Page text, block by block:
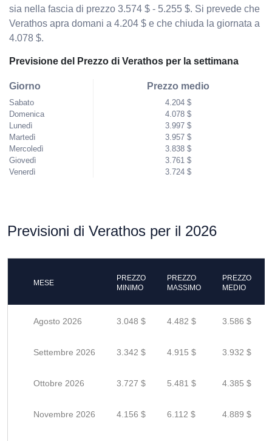
sia nella fascia di prezzo 3.574 $ - 5.255 $. Si prevede che
Verathos apra domani a 4.204 $ e che chiuda la giornata a
4.078 $.
Previsione del Prezzo di Verathos per la settimana
Giorno
Sabato
Domenica
Lunedì
Martedì
Mercoledì
Giovedì
Venerdì
Prezzo medio
4.204 $
4.078 $
3.997 $
3.957 $
3.838 $
3.761 $
3.724 $
Previsioni di Verathos per il 2026
MESE
PREZZO
MINIMO
PREZZO
MASSIMO
PREZZO
MEDIO
Agosto 2026 3.048 $ 4.482 $ 3.586 $
Settembre 2026 3.342 $ 4.915 $ 3.932 $
Ottobre 2026 3.727 $ 5.481 $ 4.385 $
Novembre 2026 4.156 $ 6.112 $ 4.889 $